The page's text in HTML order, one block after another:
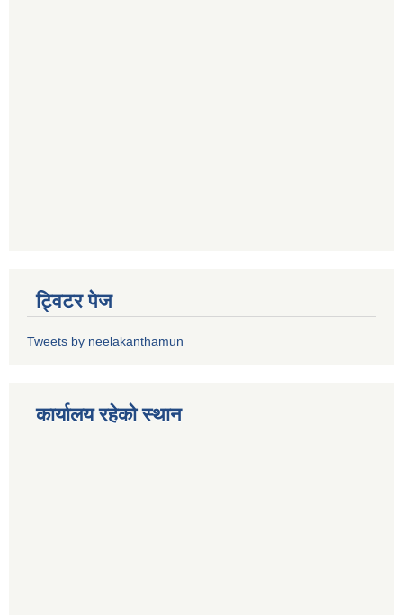
ट्विटर पेज
Tweets by neelakanthamun
कार्यालय रहेको स्थान